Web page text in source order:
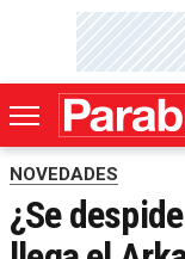
NOVEDADES
¿Se